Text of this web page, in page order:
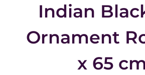
Indian
Ornament
x 65